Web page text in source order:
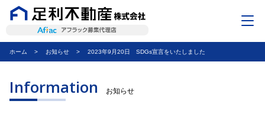
ごあいさつ
保険のお客さま
ホーム お知らせ 2023年9月20日 SDGs宣言をいたしました
Information お知らせ